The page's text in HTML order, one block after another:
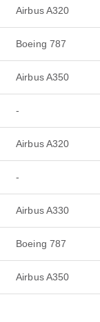
Airbus A320
Boeing 787
Airbus A350
-
Airbus A320
-
Airbus A330
Boeing 787
Airbus A350